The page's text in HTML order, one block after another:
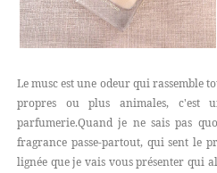
Le musc est une odeur qui rassemble
propres ou plus animales, c'est
parfumerie.Quand je ne sais pas
fragrance passe-partout, qui sent le
lignée que je vais vous présenter qui